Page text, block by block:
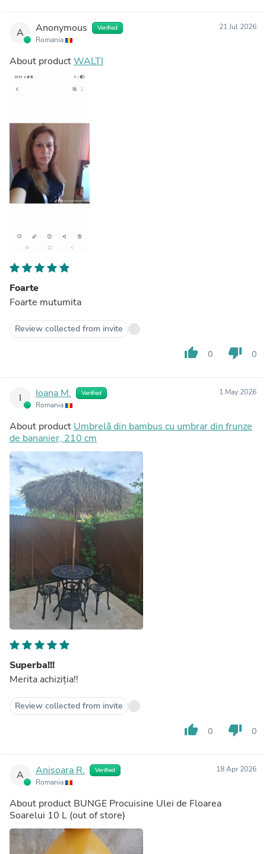
A Anonymous Verified
Romania
21 Jul 2026
About productWALTI
Foarte
Foarte mutumita
Review collected from invite
thumb_up 0 thumb_down 0
I Ioana M. Verified
Romania
1 May 2026
About product Umbrelă din bambus cu umbrar din frunze
de bananier, 210 cm
Superba!!!
Merita achiziția!!
Review collected from invite
thumb_up 0 thumb_down 0
A Anisoara R. Verified
Romania
18 Apr 2026
About product BUNGE Procuisine Ulei de Floarea
Soarelui 10 L (out of store)